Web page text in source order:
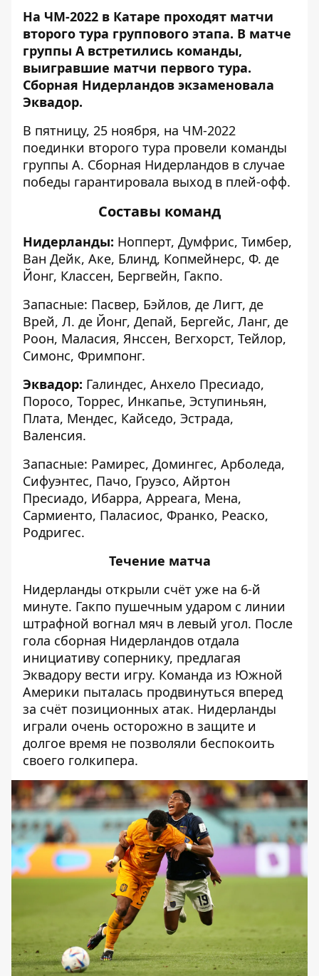
На ЧМ-2022 в Катаре проходят матчи
второго тура группового этапа. В матче
группы А встретились команды,
выигравшие матчи первого тура.
Сборная Нидерландов экзаменовала
Эквадор.
В пятницу, 25 ноября, на ЧМ-2022
поединки второго тура провели команды
группы А. Сборная Нидерландов в случае
победы гарантировала выход в плей-офф.
Составы команд
Нидерланды: Нопперт, Думфрис, Тимбер,
Ван Дейк, Аке, Блинд, Копмейнерс, Ф. де
Йонг, Классен, Бергвейн, Гакпо.
Запасные: Пасвер, Бэйлов, де Лигт, де
Врей, Л. де Йонг, Депай, Бергейс, Ланг, де
Роон, Маласия, Янссен, Вегхорст, Тейлор,
Симонс, Фримпонг.
Эквадор: Галиндес, Анхело Пресиадо,
Поросо, Торрес, Инкапье, Эступиньян,
Плата, Мендес, Кайседо, Эстрада,
Валенсия.
Запасные: Рамирес, Домингес, Арболеда,
Сифуэнтес, Пачо, Груэсо, Айртон
Пресиадо, Ибарра, Арреага, Мена,
Сармиенто, Паласиос, Франко, Реаско,
Родригес.
Течение матча
Нидерланды открыли счёт уже на 6-й
минуте. Гакпо пушечным ударом с линии
штрафной вогнал мяч в левый угол. После
гола сборная Нидерландов отдала
инициативу сопернику, предлагая
Эквадору вести игру. Команда из Южной
Америки пыталась продвинуться вперед
за счёт позиционных атак. Нидерланды
играли очень осторожно в защите и
долгое время не позволяли беспокоить
своего голкипера.